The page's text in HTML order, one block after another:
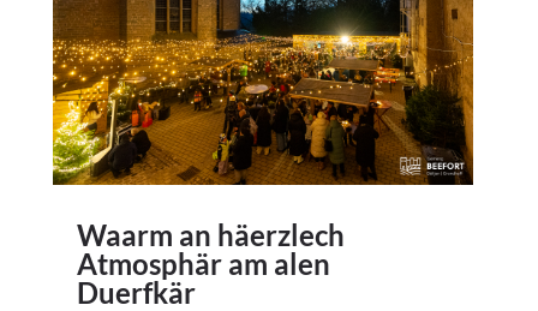
Waarm an häerzlech
Atmosphär am alen
Duerfkär